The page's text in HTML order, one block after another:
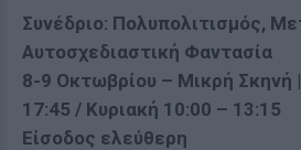
Συνέδριο: Πολυπολιτισμός,
Αυτοσχεδιαστική Φαντασία
8-9 Οκτωβρίου – Μικρή Σκηνή
17:45 / Κυριακή 10:00 – 13:15
Είσοδος ελεύθερη